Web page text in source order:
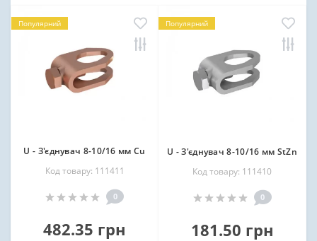
Популярний
U - З'єднувач 8-10/16 мм Cu
Код товару: 111411
0
482.35 грн
Популярний
U - З'єднувач 8-10/16 мм StZn
Код товару: 111410
0
181.50 грн